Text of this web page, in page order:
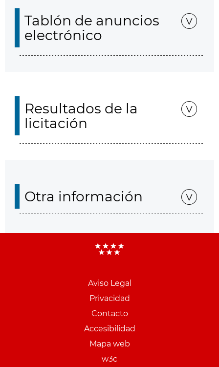
Tablón de anuncios
electrónico
Resultados de la
licitación
Otra información
Aviso Legal
Privacidad
Contacto
Accesibilidad
Mapa web
w3c